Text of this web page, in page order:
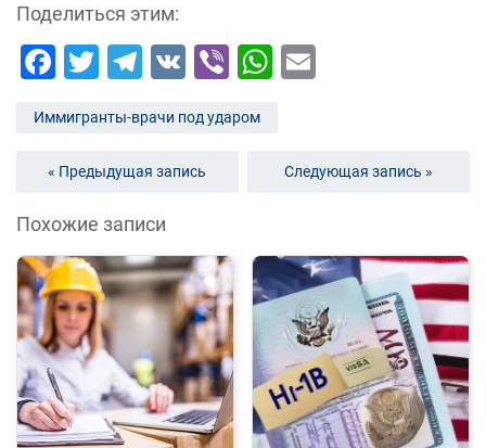
Поделиться этим:
Facebook
Twitter
Telegram
VK ViberWhatsApp
Иммигранты-врачи под ударом
« Предыдущая запись Следующая запись »
Похожие записи